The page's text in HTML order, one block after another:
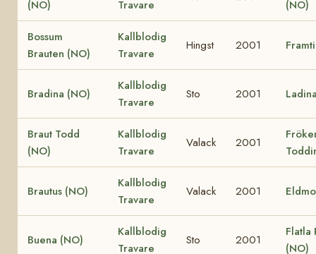
(NO)
Travare
(NO)
Bossum
Brauten (NO)
Kallblodig
Travare
Hingst 2001
Bradina (NO)
Kallblodig
Travare
Sto 2001
Braut Todd
(NO)
Kallblodig
Travare
Valack 2001
Brautus (NO)
Kallblodig
Travare
Valack 2001
Buena (NO)
Kallblodig
Travare
Sto 2001
Flatla
(NO)